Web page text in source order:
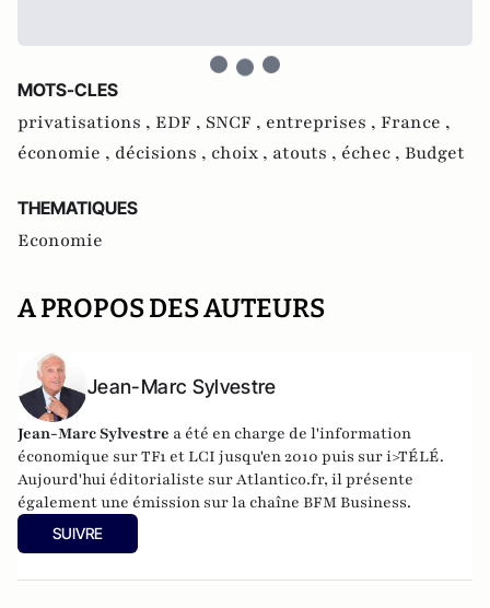
MOTS-CLES
privatisations , EDF , SNCF , entreprises , France ,
économie , décisions , choix , atouts , échec , Budget
THEMATIQUES
Economie
A PROPOS DES AUTEURS
Jean-Marc Sylvestre
Jean-Marc Sylvestre a été en charge de l'information
économique sur TF1 et LCI jusqu'en 2010 puis sur i>TÉLÉ.
Aujourd'hui éditorialiste sur Atlantico.fr, il présente
également une émission sur la chaîne BFM Business.
SUIVRE